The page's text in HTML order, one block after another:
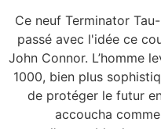
Ce neuf Terminator
passé avec l'idée ce
John Connor. L’homme
1000, bien plus
de protéger le futur
accoucha